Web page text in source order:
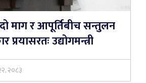
माग र आपूर्तिबीच सन्तुलन
उद्योगमन्त्री
२०८३